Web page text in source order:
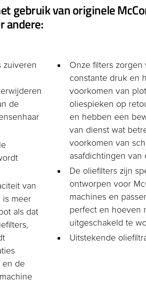
gebruik van originele
andere:
zuiveren
de
van
is meer
als dat
en de
Onze filters zorgen
constante druk en
voorkomen van
oliespieken op
en hebben een
van dienst wat
voorkomen van
asafdichtingen van
De oliefilters zijn
ontworpen voor
machines en
perfect en hoeven
uitgeschakeld te
Uitstekende